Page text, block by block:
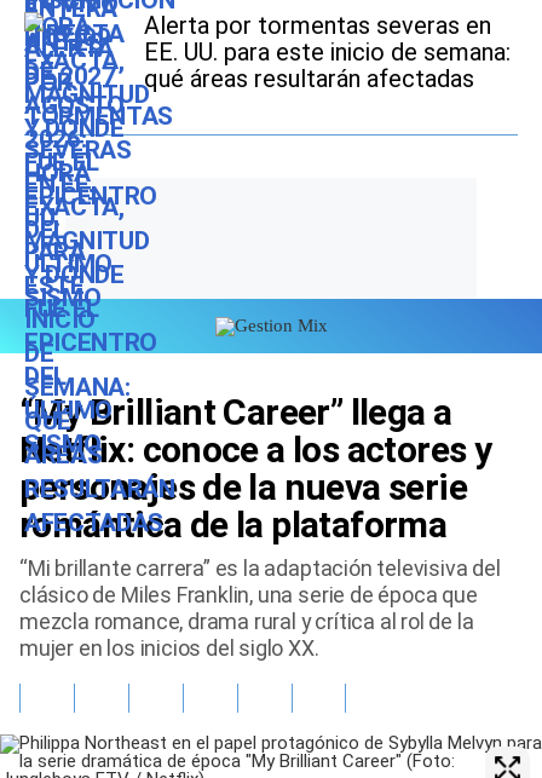
Alerta por tormentas severas en
EE. UU. para este inicio de semana:
qué áreas resultarán afectadas